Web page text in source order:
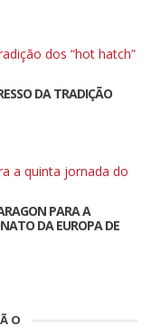
DA TRADIÇÃO
PARA A
DA EUROPA DE